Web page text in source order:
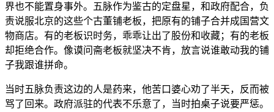
界也不能置身事外。五脉作为鉴古的定盘星，和政府配合，负
责说服北京的这些个古董铺老板，把原有的铺子合并成国营文
物商店。有的老板识时务，乖乖让出了股份和收藏；有的老板
却拒绝合作。像谟问斋老板就坚决不肯，放言说谁敢动我的铺
子我跟谁拼命。
当时五脉负责这边的人是药来，他苦口婆心劝了半天，反而被
骂了回来。政府派驻的代表不乐意了，当时拍桌子说要严惩。